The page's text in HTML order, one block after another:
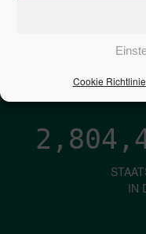
Cookie Richtlinie
IN